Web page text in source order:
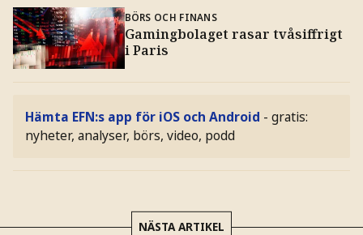
BÖRS OCH FINANS
Gamingbolaget rasar tvåsiffrigt
i Paris
Hämta EFN:s app för iOS och Android - gratis:
nyheter, analyser, börs, video, podd
NÄSTA ARTIKEL